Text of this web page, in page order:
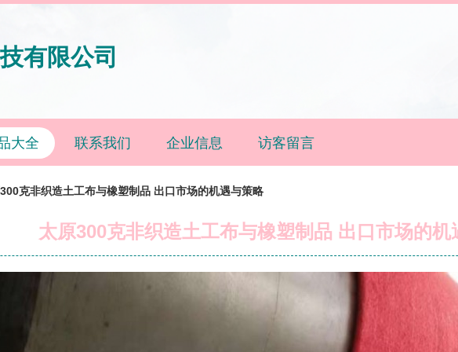
有限公司
大全 联系我们 企业信息 访客留言
克非织造土工布与橡塑制品 出口市场的机遇与策略
太原300克非织造土工布与橡塑制品 出口市场的机